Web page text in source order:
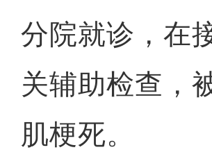
分院就诊，在
关辅助检查，
肌梗死。